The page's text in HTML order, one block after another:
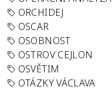
ORCHIDEJ
OSCAR
OSOBNOST
OSTROV CEJLON
OSVĚTIM
OTÁZKY VÁCLAVA